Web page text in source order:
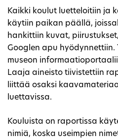
Kaikki koulut luetteloitiin ja
käytiin paikan päällä,
hankittiin kuvat,
Googlen apu hyödynnettiin.
museon
Laaja aineisto tiivistettiin
liittää osaksi
luettavissa.
Kouluista on raportissa
nimiä, koska useimpien